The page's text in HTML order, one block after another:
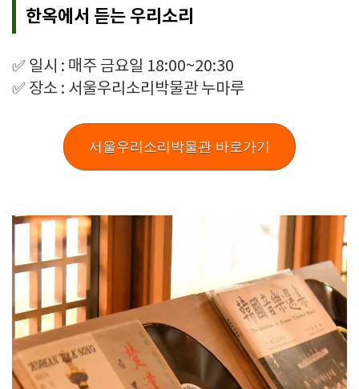
한옥에서 듣는 우리소리
✅ 일시 : 매주 금요일 18:00~20:30
✅ 장소 : 서울우리소리박물관 누마루
서울우리소리박물관 바로가기